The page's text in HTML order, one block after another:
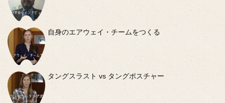
自身のエアウェイ・チームをつくる
タングスラスト vs タングポスチャー